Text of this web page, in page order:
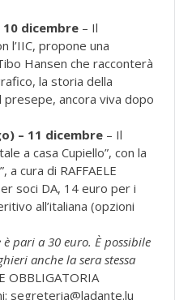
10 dicembre – Il
l’IIC, propone una
Hansen che racconterà
la storia della
presepe, ancora viva dopo
– 11 dicembre – Il
a casa Cupiello”, con la
a cura di RAFFAELE
soci DA, 14 euro per i
all’italiana (opzioni
pari a 30 euro. È possibile
anche la sera stessa
OBBLIGATORIA
segreteria@ladante.lu